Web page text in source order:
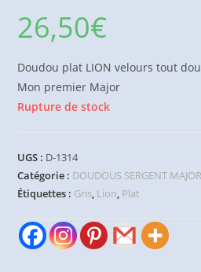
26,50€
Doudou plat LION velours tout
Mon premier Major
Rupture de stock
UGS : D-1314
Catégorie : DOUDOUS SERGENT MAJOR
Étiquettes : Gris, Lion, Plat